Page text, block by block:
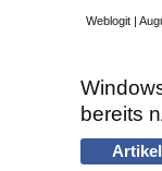
Weblogit |
bereits